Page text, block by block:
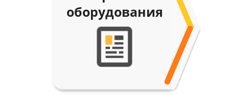
оборудования